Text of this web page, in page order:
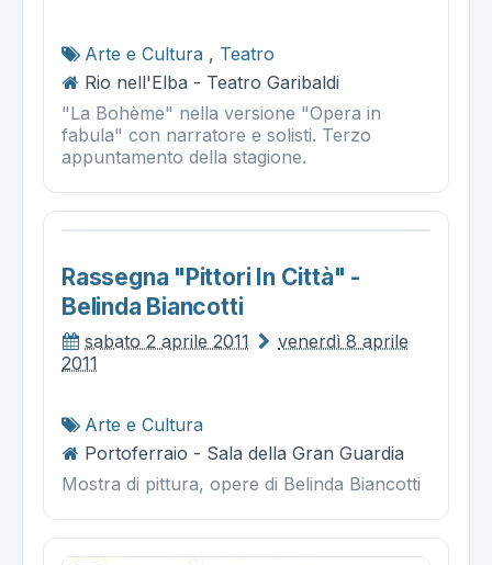
Arte e Cultura , Teatro
Rio nell'Elba - Teatro Garibaldi
"La Bohème" nella versione "Opera in
fabula" con narratore e solisti. Terzo
appuntamento della stagione.
Rassegna "pittori In Città" -
Belinda Biancotti
sabato 2 aprile 2011
venerdì 8 aprile
2011
Arte e Cultura
Portoferraio - Sala della Gran Guardia
Mostra di pittura, opere di Belinda Biancotti